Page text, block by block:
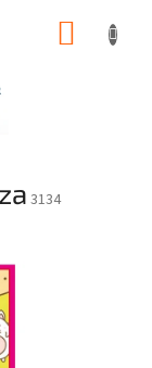
3134